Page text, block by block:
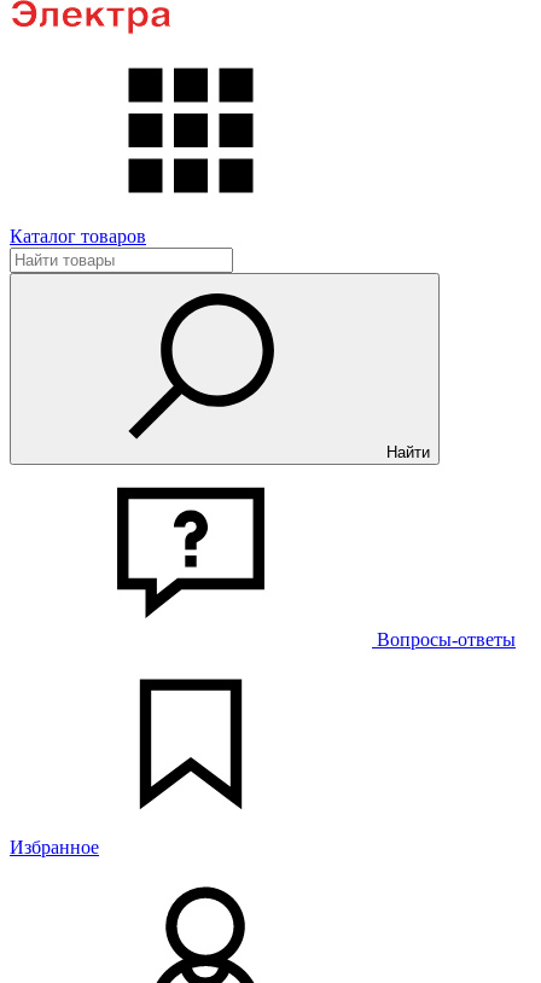
Каталог товаров
Найти
Вопросы-ответы
Избранное